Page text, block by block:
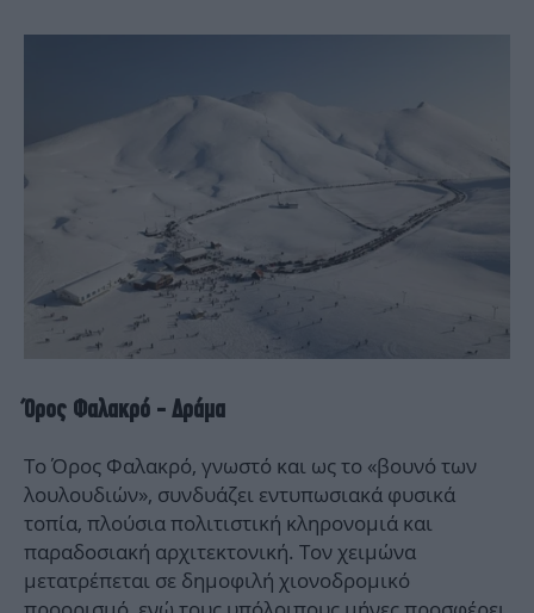
Όρος Φαλακρό - Δράμα
Το Όρος Φαλακρό, γνωστό και ως το «βουνό των
λουλουδιών», συνδυάζει εντυπωσιακά φυσικά
τοπία, πλούσια πολιτιστική κληρονομιά και
παραδοσιακή αρχιτεκτονική. Τον χειμώνα
μετατρέπεται σε δημοφιλή χιονοδρομικό